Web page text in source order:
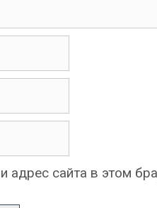
адрес сайта в этом